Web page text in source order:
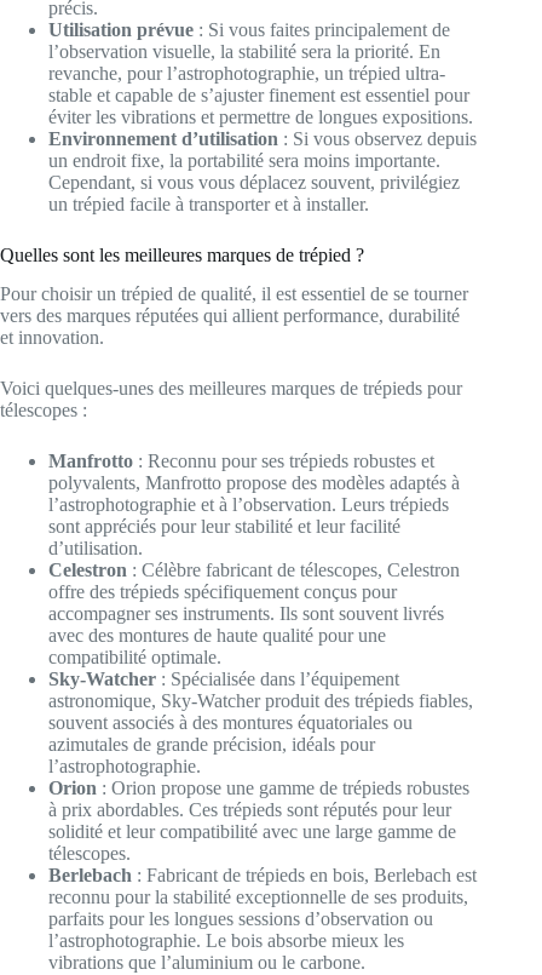
précis.
Utilisation prévue : Si vous faites principalement de
l’observation visuelle, la stabilité sera la priorité. En
revanche, pour l’astrophotographie, un trépied ultra-
stable et capable de s’ajuster finement est essentiel pour
éviter les vibrations et permettre de longues expositions.
Environnement d’utilisation : Si vous observez depuis
un endroit fixe, la portabilité sera moins importante.
Cependant, si vous vous déplacez souvent, privilégiez
un trépied facile à transporter et à installer.
Quelles sont les meilleures marques de trépied ?
Pour choisir un trépied de qualité, il est essentiel de se tourner
vers des marques réputées qui allient performance, durabilité
et innovation.
Voici quelques-unes des meilleures marques de trépieds pour
télescopes :
Manfrotto : Reconnu pour ses trépieds robustes et
polyvalents, Manfrotto propose des modèles adaptés à
l’astrophotographie et à l’observation. Leurs trépieds
sont appréciés pour leur stabilité et leur facilité
d’utilisation.
Celestron : Célèbre fabricant de télescopes, Celestron
offre des trépieds spécifiquement conçus pour
accompagner ses instruments. Ils sont souvent livrés
avec des montures de haute qualité pour une
compatibilité optimale.
Sky-Watcher : Spécialisée dans l’équipement
astronomique, Sky-Watcher produit des trépieds fiables,
souvent associés à des montures équatoriales ou
azimutales de grande précision, idéals pour
l’astrophotographie.
Orion : Orion propose une gamme de trépieds robustes
à prix abordables. Ces trépieds sont réputés pour leur
solidité et leur compatibilité avec une large gamme de
télescopes.
Berlebach : Fabricant de trépieds en bois, Berlebach est
reconnu pour la stabilité exceptionnelle de ses produits,
parfaits pour les longues sessions d’observation ou
l’astrophotographie. Le bois absorbe mieux les
vibrations que l’aluminium ou le carbone.